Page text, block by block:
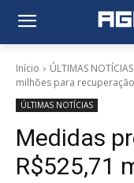
Início ÚLTIMAS NOTÍCIAS
milhões para
ÚLTIMAS NOTÍCIAS
Medidas
R$525,71